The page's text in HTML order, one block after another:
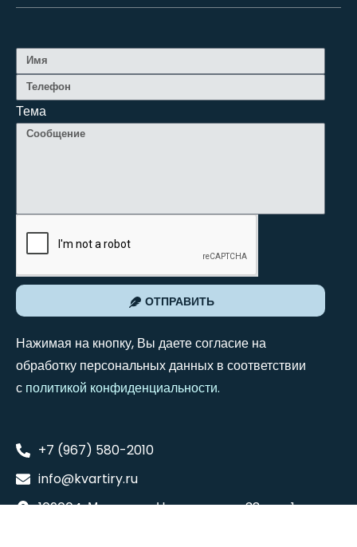
Тема
ОТПРАВИТЬ
Нажимая на кнопку, Вы даете согласие на
обработку персональных данных в соответствии
с политикой конфиденциальности.
+7 (967) 580-2010
info@kvartiry.ru
109004, Москва, ул. Николоямская 38, стр. 1